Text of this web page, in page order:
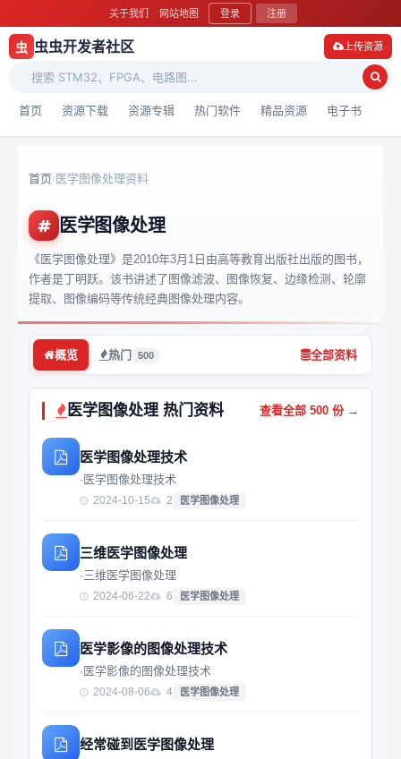
关于我们 网站地图 登录 注册
虫 虫虫开发者社区
首页 资源下载 资源专辑 热门软件 精品资源 电子书
上传资源
首页› 医学图像处理资料
医学图像处理
《医学图像处理》是2010年3月1日由高等教育出版社出版的图书，
作者是丁明跃。该书讲述了图像滤波、图像恢复、边缘检测、轮廓
提取、图像编码等传统经典图像处理内容。
概览 热门 500 全部资料
医学图像处理 热门资料 查看全部 500 份 →
医学图像处理技术
·医学图像处理技术
2024-10-15 2 医学图像处理
三维医学图像处理
·三维医学图像处理
2024-06-22 6 医学图像处理
医学影像的图像处理技术
·医学影像的图像处理技术
2024-08-06 4 医学图像处理
经常碰到医学图像处理